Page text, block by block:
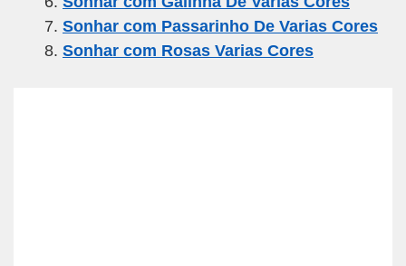
Sonhar com Passarinho De Varias Cores
Sonhar com Rosas Varias Cores